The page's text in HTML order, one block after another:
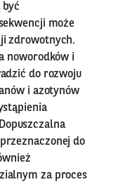
być
może
zdrowotnych.
noworodków i
do rozwoju
i azotynów
do
za proces